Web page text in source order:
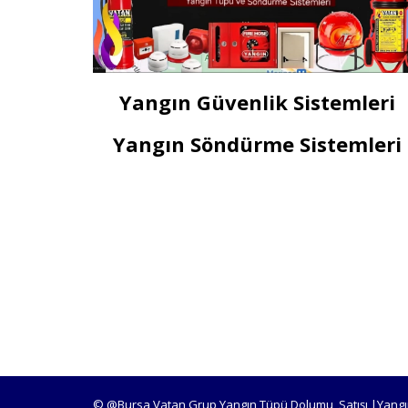
Yangın Güvenlik Sistemleri
Yangın Söndürme Sistemleri
© @Bursa Vatan Grup Yangın Tüpü Dolumu, Satışı